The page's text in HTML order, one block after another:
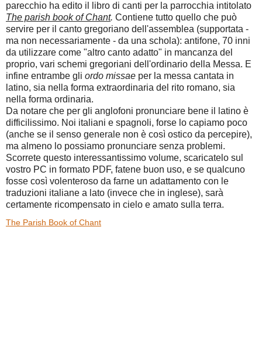
parecchio ha edito il libro di canti per la parrocchia intitolato
The parish book of Chant. Contiene tutto quello che può
servire per il canto gregoriano dell'assemblea (supportata -
ma non necessariamente - da una schola): antifone, 70 inni
da utilizzare come "altro canto adatto" in mancanza del
proprio, vari schemi gregoriani dell'ordinario della Messa. E
infine entrambe gli ordo missae per la messa cantata in
latino, sia nella forma extraordinaria del rito romano, sia
nella forma ordinaria.
Da notare che per gli anglofoni pronunciare bene il latino è
difficilissimo. Noi italiani e spagnoli, forse lo capiamo poco
(anche se il senso generale non è così ostico da percepire),
ma almeno lo possiamo pronunciare senza problemi.
Scorrete questo interessantissimo volume, scaricatelo sul
vostro PC in formato PDF, fatene buon uso, e se qualcuno
fosse così volenteroso da farne un adattamento con le
traduzioni italiane a lato (invece che in inglese), sarà
certamente ricompensato in cielo e amato sulla terra.
The Parish Book of Chant